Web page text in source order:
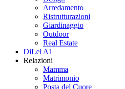
Arredamento
Ristrutturazioni
Giardinaggio
Outdoor
Real Estate
DiLei AI
Relazioni
Mamma
Matrimonio
Posta del Cuore